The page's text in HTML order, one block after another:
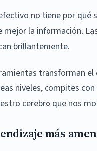
no tiene por
la información.
brillantemente.
transforman
niveles, compites
cerebro que nos
más